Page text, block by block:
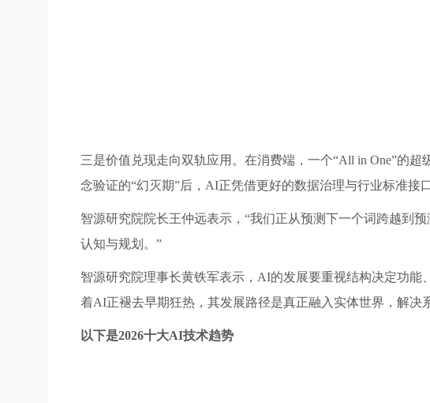
三是价值兑现走向双轨应用。在消费端，一个“All in One”的
念验证的“幻灭期”后，AI正凭借更好的数据治理与行业标准接
智源研究院院长王仲远表示，“我们正从预测下一个词跨越到
认知与规划。”
智源研究院理事长黄铁军表示，AI的发展要重视结构决定功
着AI正褪去早期狂热，其发展路径是真正融入实体世界，解决
以下是2026十大AI技术趋势